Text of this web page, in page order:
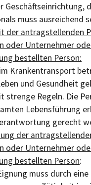
Geschäftseinrichtung,
muss ausreichend
der antragstellenden
oder Unternehmer
bestellten Person:
Krankentransport
und Gesundheit
strenge Regeln. Die
Lebensführung
gerecht
der
oder Unternehmer
bestellten Person:
muss durch